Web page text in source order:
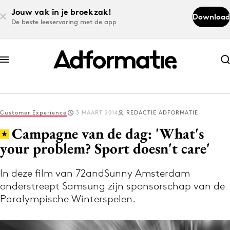
Jouw vak in je broekzak!
De beste leeservaring met de app
Download
Abonneer nu
Abonneer nu
Log in
Download de app
Volg het laatste nieuws via de Adformatie
Nieuws app
Customer Experience 3 MAART 2014 REDACTIE ADFORMATIE
Campagne van de dag: 'What's
your problem? Sport doesn't care'
In deze film van 72andSunny Amsterdam
onderstreept Samsung zijn sponsorschap van de
Paralympische Winterspelen.